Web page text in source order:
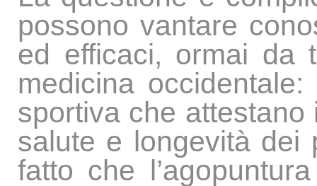
possono vantare
ed efficaci, ormai da
medicina occidentale:
sportiva che
salute e longevità dei
fatto che